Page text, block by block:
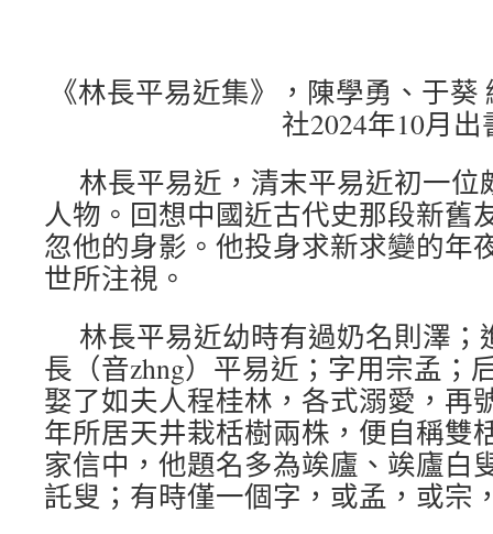
《林長平易近集》，陳學勇、于
社2024年10月出
林長平易近，清末平易近初一
人物。回想中國近古代史那段新舊
忽他的身影。他投身求新求變的年
世所注視。
林長平易近幼時有過奶名則澤
長（音zhng）平易近；字用宗孟；
娶了如夫人程桂林，各式溺愛，再
年所居天井栽栝樹兩株，便自稱雙
家信中，他題名多為竢廬、竢廬白
託叟；有時僅一個字，或孟，或宗